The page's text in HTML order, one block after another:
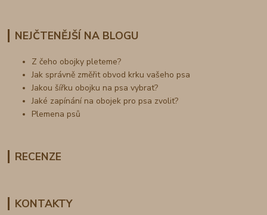
NEJČTENĚJŠÍ NA BLOGU
Z čeho obojky pleteme?
Jak správně změřit obvod krku vašeho psa
Jakou šířku obojku na psa vybrat?
Jaké zapínání na obojek pro psa zvolit?
Plemena psů
RECENZE
KONTAKTY